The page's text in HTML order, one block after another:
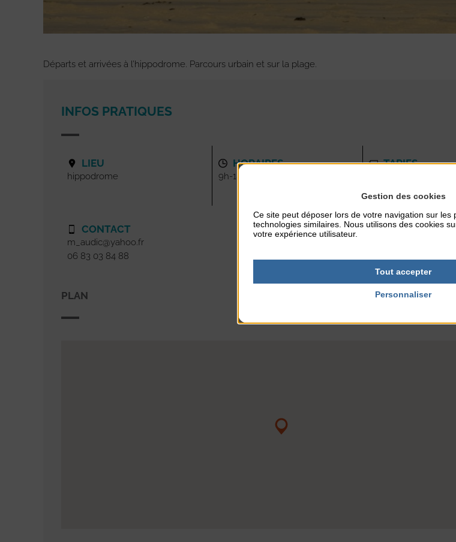
Départs et arrivées à l’hippodrome. Parcours urbain et sur la plage.
INFOS PRATIQUES
LIEU
hippodrome
CONTACT
m_audic@yahoo.fr
06 83 03 84 88
HORAIRES
9h-18h30
TARIFS
PLAN
Gestion des cookies
Ce site peut déposer lors de votre navigation sur les
technologies similaires. Nous utilisons des cookies
votre expérience utilisateur.
Tout accepter
Personnaliser